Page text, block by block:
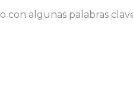
con algunas palabras